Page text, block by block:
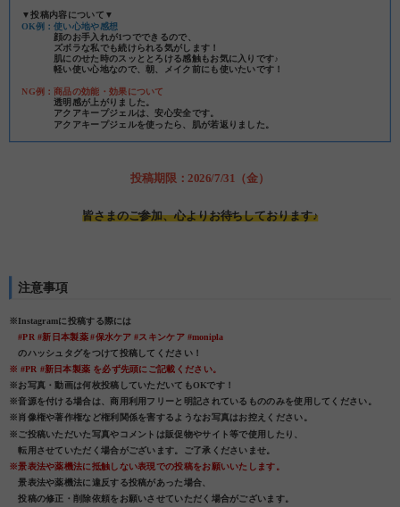
▼投稿内容について▼
OK例：使い心地や感想
顔のお手入れが1つでできるので、
ズボラな私でも続けられる気がします！
肌にのせた時のスッととろける感触もお気に入りです♪
軽い使い心地なので、朝、メイク前にも使いたいです！
NG例：商品の効能・効果について
透明感が上がりました。
アクアキープジェルは、安心安全です。
アクアキープジェルを使ったら、肌が若返りました。
投稿期限：2026/7/31（金）
皆さまのご参加、心よりお待ちしております♪
注意事項
※Instagramに投稿する際には
#PR #新日本製薬 #保水ケア #スキンケア #monipla
のハッシュタグをつけて投稿してください！
※ #PR #新日本製薬 を必ず先頭にご記載ください。
※お写真・動画は何枚投稿していただいてもOKです！
※音源を付ける場合は、商用利用フリーと明記されているもののみを使用してください。
※肖像権や著作権など権利関係を害するようなお写真はお控えください。
※ご投稿いただいた写真やコメントは販促物やサイト等で使用したり、
転用させていただく場合がございます。ご了承くださいませ。
※景表法や薬機法に抵触しない表現での投稿をお願いいたします。
景表法や薬機法に違反する投稿があった場合、
投稿の修正・削除依頼をお願いさせていただく場合がございます。